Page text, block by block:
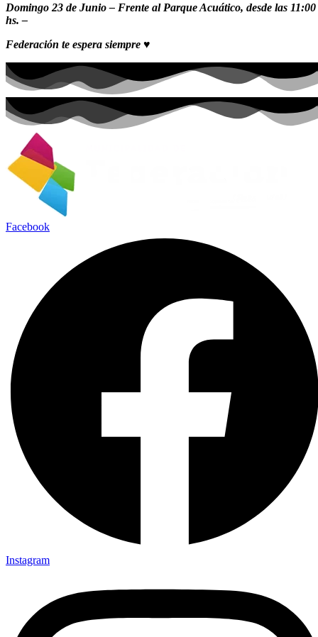
Domingo 23 de Junio – Frente al Parque Acuático, desde las 11:00
hs. –
Federación te espera siempre ♥
Facebook
Instagram